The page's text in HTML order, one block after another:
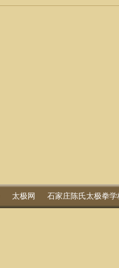
太极网 石家庄陈氏太极拳学